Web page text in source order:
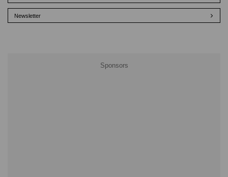
Newsletter